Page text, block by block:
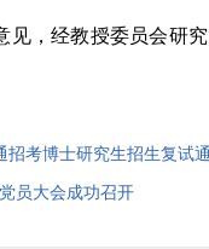
考博士研究生招生复试
员大会成功召开